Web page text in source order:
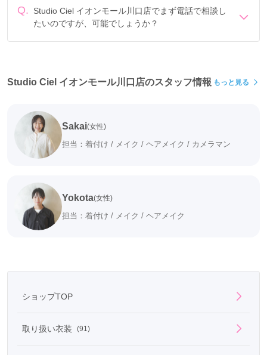
【兵庫】
Studio Ciel イオン加西北条店
Q.
Studio Ciel イオンモール川口店でまず電話で相談し
たいのですが、可能でしょうか？
Studio Ciel イオンモール川口店のスタッフ情報 もっと見る
Sakai(女性)
担当：着付け / メイク / ヘアメイク / カメラマン
Yokota(女性)
担当：着付け / メイク / ヘアメイク
ショップTOP
取り扱い衣装 (91)